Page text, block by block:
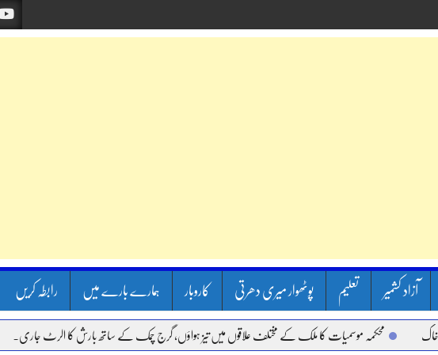
آزاد کشمیر تعلیم پوٹھوار میری دھرتی کاروبار ہمارے بارے میں رابطہ کریں
محکمہ موسمیات کا ملک کے مختلف علاقوں میں تیز ہواؤں، گرج چمک کے ساتھ بارش کا الرٹ جاری.